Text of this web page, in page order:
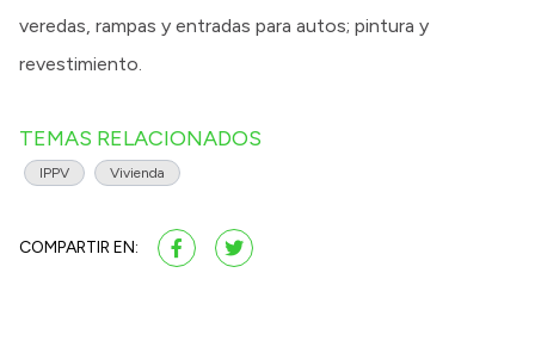
veredas, rampas y entradas para autos; pintura y
revestimiento.
TEMAS RELACIONADOS
IPPV Vivienda
COMPARTIR EN: